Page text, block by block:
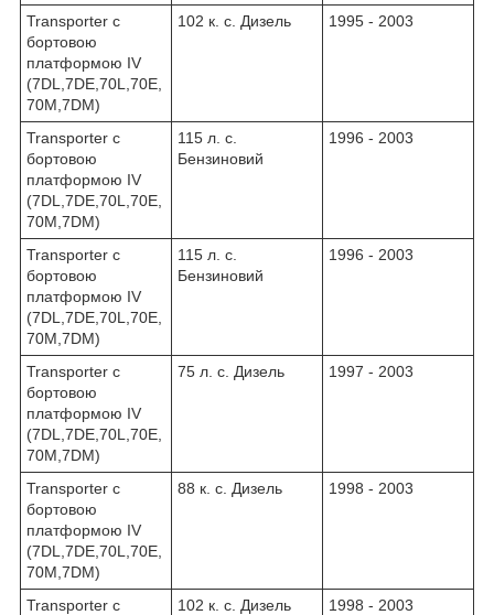
Transporter c
бортовою
платформою IV
(7DL,7DE,70L,70E,
70M,7DM)
102 к. с. Дизель 1995 - 2003
Transporter c
бортовою
платформою IV
(7DL,7DE,70L,70E,
70M,7DM)
115 л. с.
Бензиновий
1996 - 2003
Transporter c
бортовою
платформою IV
(7DL,7DE,70L,70E,
70M,7DM)
115 л. с.
Бензиновий
1996 - 2003
Transporter c
бортовою
платформою IV
(7DL,7DE,70L,70E,
70M,7DM)
75 л. с. Дизель 1997 - 2003
Transporter c
бортовою
платформою IV
(7DL,7DE,70L,70E,
70M,7DM)
88 к. с. Дизель 1998 - 2003
Transporter c
102 к. с. Дизель 1998 - 2003